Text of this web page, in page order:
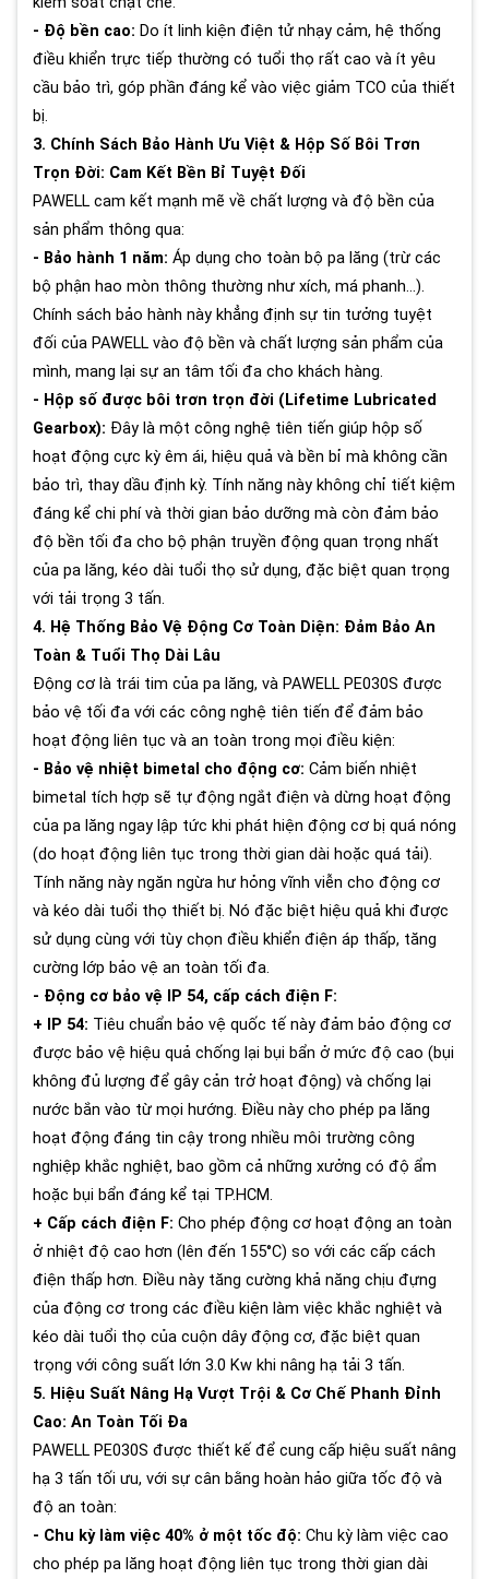
- Độ bền cao: Do ít linh kiện điện tử nhạy cảm, hệ thống
điều khiển trực tiếp thường có tuổi thọ rất cao và ít yêu
cầu bảo trì, góp phần đáng kể vào việc giảm TCO của thiết
bị.
3. Chính Sách Bảo Hành Ưu Việt & Hộp Số Bôi Trơn
Trọn Đời: Cam Kết Bền Bỉ Tuyệt Đối
PAWELL cam kết mạnh mẽ về chất lượng và độ bền của
sản phẩm thông qua:
- Bảo hành 1 năm: Áp dụng cho toàn bộ pa lăng (trừ các
bộ phận hao mòn thông thường như xích, má phanh...).
Chính sách bảo hành này khẳng định sự tin tưởng tuyệt
đối của PAWELL vào độ bền và chất lượng sản phẩm của
mình, mang lại sự an tâm tối đa cho khách hàng.
- Hộp số được bôi trơn trọn đời (Lifetime Lubricated
Gearbox): Đây là một công nghệ tiên tiến giúp hộp số
hoạt động cực kỳ êm ái, hiệu quả và bền bỉ mà không cần
bảo trì, thay dầu định kỳ. Tính năng này không chỉ tiết kiệm
đáng kể chi phí và thời gian bảo dưỡng mà còn đảm bảo
độ bền tối đa cho bộ phận truyền động quan trọng nhất
của pa lăng, kéo dài tuổi thọ sử dụng, đặc biệt quan trọng
với tải trọng 3 tấn.
4. Hệ Thống Bảo Vệ Động Cơ Toàn Diện: Đảm Bảo An
Toàn & Tuổi Thọ Dài Lâu
Động cơ là trái tim của pa lăng, và PAWELL PE030S được
bảo vệ tối đa với các công nghệ tiên tiến để đảm bảo
hoạt động liên tục và an toàn trong mọi điều kiện:
- Bảo vệ nhiệt bimetal cho động cơ: Cảm biến nhiệt
bimetal tích hợp sẽ tự động ngắt điện và dừng hoạt động
của pa lăng ngay lập tức khi phát hiện động cơ bị quá nóng
(do hoạt động liên tục trong thời gian dài hoặc quá tải).
Tính năng này ngăn ngừa hư hỏng vĩnh viễn cho động cơ
và kéo dài tuổi thọ thiết bị. Nó đặc biệt hiệu quả khi được
sử dụng cùng với tùy chọn điều khiển điện áp thấp, tăng
cường lớp bảo vệ an toàn tối đa.
- Động cơ bảo vệ IP 54, cấp cách điện F:
+ IP 54: Tiêu chuẩn bảo vệ quốc tế này đảm bảo động cơ
được bảo vệ hiệu quả chống lại bụi bẩn ở mức độ cao (bụi
không đủ lượng để gây cản trở hoạt động) và chống lại
nước bắn vào từ mọi hướng. Điều này cho phép pa lăng
hoạt động đáng tin cậy trong nhiều môi trường công
nghiệp khắc nghiệt, bao gồm cả những xưởng có độ ẩm
hoặc bụi bẩn đáng kể tại TP.HCM.
+ Cấp cách điện F: Cho phép động cơ hoạt động an toàn
ở nhiệt độ cao hơn (lên đến 155°C) so với các cấp cách
điện thấp hơn. Điều này tăng cường khả năng chịu đựng
của động cơ trong các điều kiện làm việc khắc nghiệt và
kéo dài tuổi thọ của cuộn dây động cơ, đặc biệt quan
trọng với công suất lớn 3.0 Kw khi nâng hạ tải 3 tấn.
5. Hiệu Suất Nâng Hạ Vượt Trội & Cơ Chế Phanh Đỉnh
Cao: An Toàn Tối Đa
PAWELL PE030S được thiết kế để cung cấp hiệu suất nâng
hạ 3 tấn tối ưu, với sự cân bằng hoàn hảo giữa tốc độ và
độ an toàn:
- Chu kỳ làm việc 40% ở một tốc độ: Chu kỳ làm việc cao
cho phép pa lăng hoạt động liên tục trong thời gian dài